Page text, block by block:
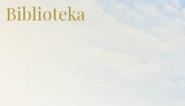
Biblioteka